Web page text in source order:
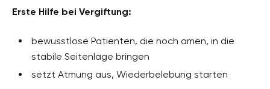
Erste Hilfe bei Vergiftung:
bewusstlose Patienten, die noch amen, in die
stabile Seitenlage bringen
setzt Atmung aus, Wiederbelebung starten